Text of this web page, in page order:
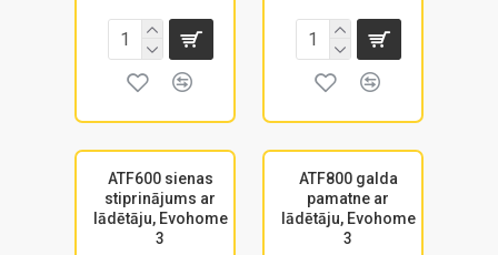
ATF600 sienas
stiprinājums ar
lādētāju, Evohome
3
ATF800 galda
pamatne ar
lādētāju, Evohome
3